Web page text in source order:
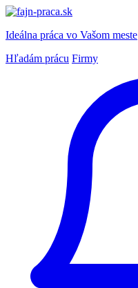
Ideálna práca vo Vašom meste
Hľadám prácu Firmy